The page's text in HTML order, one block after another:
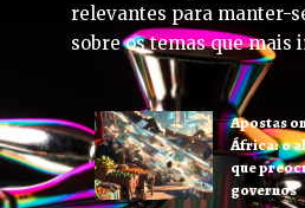
relevantes para manter-
sobre os temas que mais
Apostas
África: o
que
governos